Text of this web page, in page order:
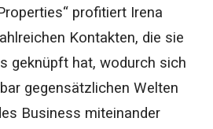
profitiert Irena
Kontakten, die sie
geknüpft hat, wodurch sich
gegensätzlichen Welten
Business miteinander